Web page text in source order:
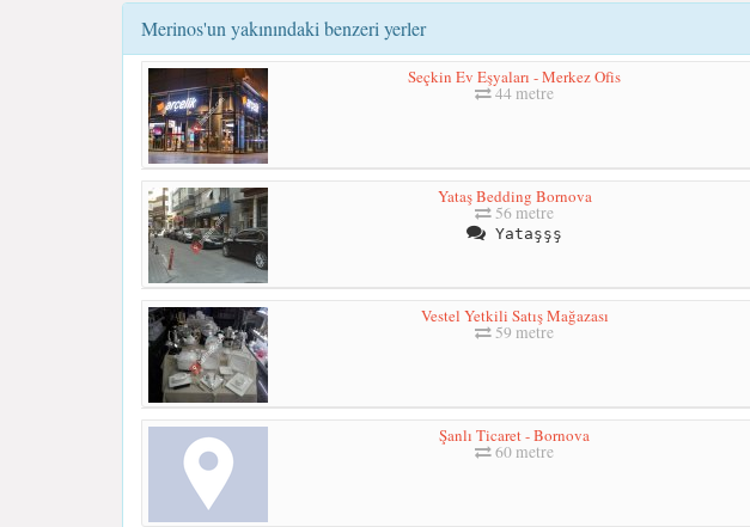
Merinos'un yakınındaki benzeri yerler
Seçkin Ev Eşyaları - Merkez Ofis
44 metre
Yataş Bedding Bornova
56 metre
Yataşşş
Vestel Yetkili Satış Mağazası
59 metre
Şanlı Ticaret - Bornova
60 metre